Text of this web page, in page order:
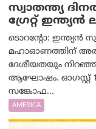
സ്വാതന്ത്യ
ഗ്രേറ്റ്
ടൊറന്റോ: ഇന്ത്യൻ
മഹാഓണത്തിന്
ദേശീയതയും
ആഘോഷം. ഓഗസ്റ്റ്
സങ്കോഫ...
AMERICA